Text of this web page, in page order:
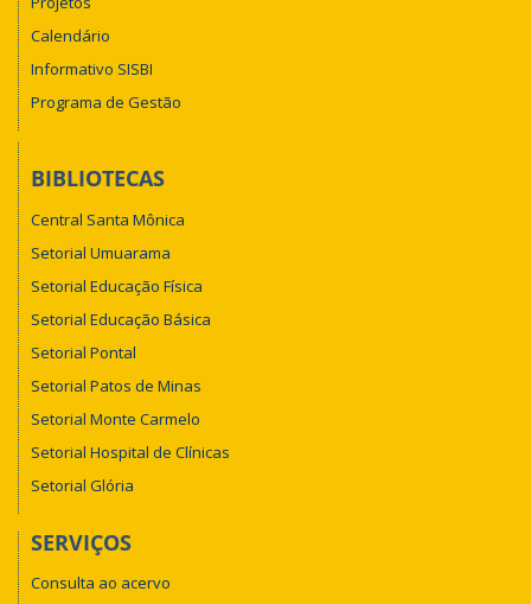
Calendário
Informativo SISBI
Programa de Gestão
BIBLIOTECAS
Central Santa Mônica
Setorial Umuarama
Setorial Educação Física
Setorial Educação Básica
Setorial Pontal
Setorial Patos de Minas
Setorial Monte Carmelo
Setorial Hospital de Clínicas
Setorial Glória
SERVIÇOS
Consulta ao acervo